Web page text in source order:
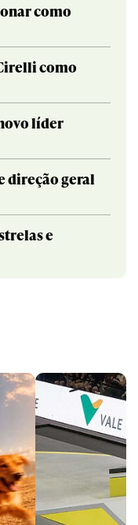
como
como
líder
direção geral
e